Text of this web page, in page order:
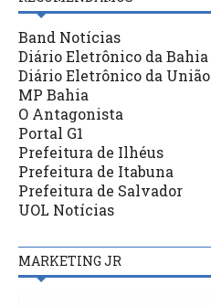
Band Notícias
Diário Eletrônico da Bahia
Diário Eletrônico da União
MP Bahia
O Antagonista
Portal G1
Prefeitura de Ilhéus
Prefeitura de Itabuna
Prefeitura de Salvador
UOL Notícias
MARKETING JR